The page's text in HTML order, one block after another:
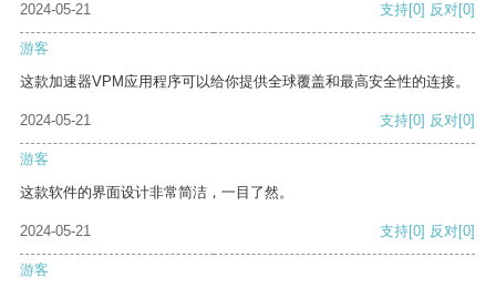
2024-05-21 支持[0] 反对[0]
游客
这款加速器VPM应用程序可以给你提供全球覆盖和最高安全性的连接。
2024-05-21 支持[0] 反对[0]
游客
这款软件的界面设计非常简洁，一目了然。
2024-05-21 支持[0] 反对[0]
游客